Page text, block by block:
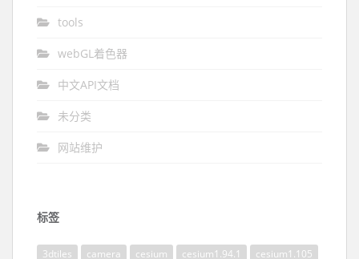
tools
webGL着色器
中文API文档
未分类
网站维护
标签
3dtiles camera cesium cesium1.94.1
cesium1.105